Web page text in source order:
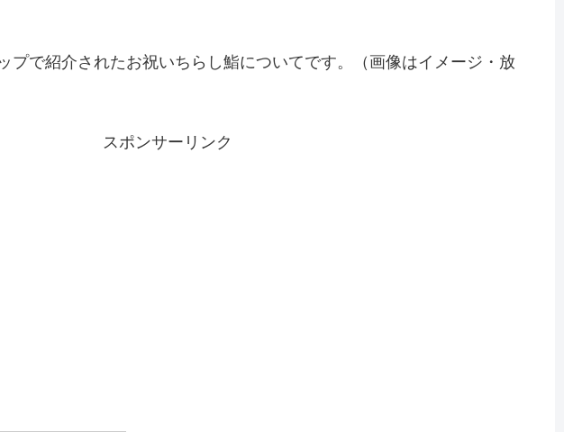
プで紹介されたお祝いちらし鮨についてです。（画像はイメージ・放
スポンサーリンク